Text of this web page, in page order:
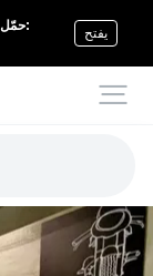
حمّل
يفتح